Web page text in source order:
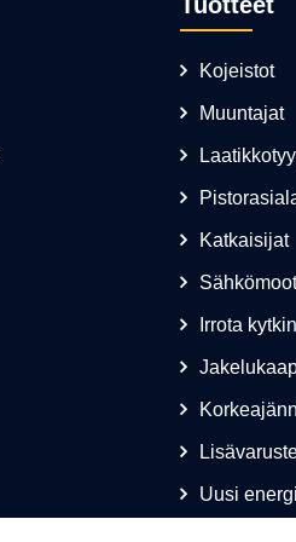
Kojeistot
Muuntajat
Katkaisijat
Irrota kytkin
Uusi